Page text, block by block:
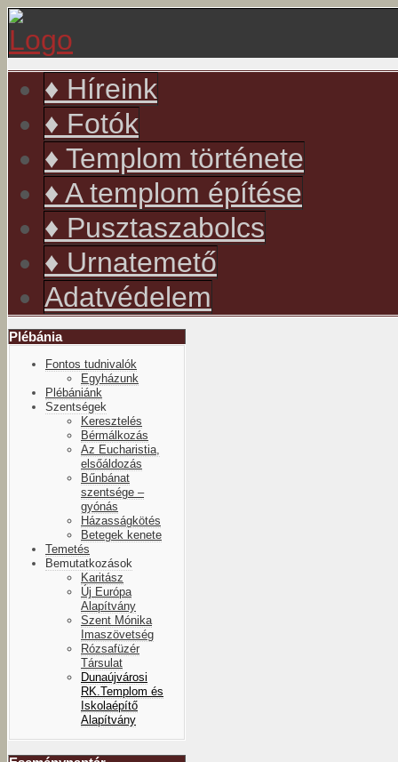
♦ Híreink
♦ Fotók
♦ Templom története
♦ A templom építése
♦ Pusztaszabolcs
♦ Urnatemető
Adatvédelem
Plébánia
Fontos tudnivalók
Egyházunk
Plébániánk
Szentségek
Keresztelés
Bérmálkozás
Az Eucharistia,
elsőáldozás
Bűnbánat
szentsége –
gyónás
Házasságkötés
Betegek kenete
Temetés
Bemutatkozások
Karitász
Új Európa
Alapítvány
Szent Mónika
Imaszövetség
Rózsafüzér
Társulat
Dunaújvárosi
RK.Templom és
Iskolaépítő
Alapítvány
év
hónap
év
hónap